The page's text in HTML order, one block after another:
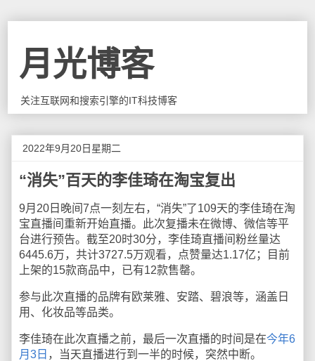
月光博客
关注互联网和搜索引擎的IT科技博客
2022年9月20日星期二
“消失”百天的李佳琦在淘宝复出
9月20日晚间7点一刻左右，“消失”了109天的李佳琦在淘
宝直播间重新开始直播。此次复播未在微博、微信等平
台进行预告。截至20时30分，李佳琦直播间粉丝量达
6445.6万，共计3727.5万观看，点赞量达1.17亿；目前
上架的15款商品中，已有12款售罄。
参与此次直播的品牌有欧莱雅、安踏、碧浪等，涵盖日
用、化妆品等品类。
李佳琦在此次直播之前，最后一次直播的时间是在今年6
月3日 ，当天直播进行到一半的时候，突然中断。